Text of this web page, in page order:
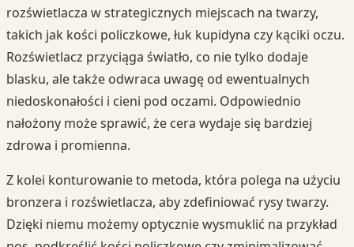
rozświetlacza w strategicznych miejscach na twarzy,
takich jak kości policzkowe, łuk kupidyna czy kąciki oczu.
Rozświetlacz przyciąga światło, co nie tylko dodaje
blasku, ale także odwraca uwagę od ewentualnych
niedoskonałości i cieni pod oczami. Odpowiednio
nałożony może sprawić, że cera wydaje się bardziej
zdrowa i promienna.
Z kolei konturowanie to metoda, która polega na użyciu
bronzera i rozświetlacza, aby zdefiniować rysy twarzy.
Dzięki niemu możemy optycznie wysmuklić na przykład